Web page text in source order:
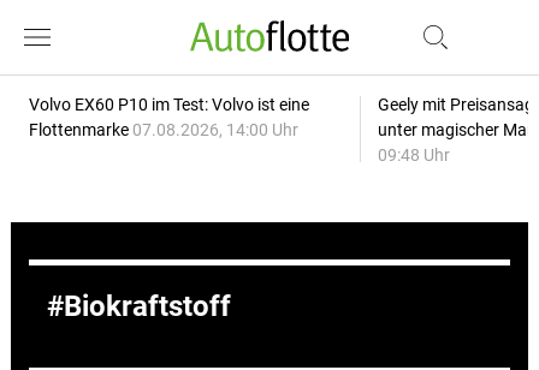
Volvo EX60 P10 im Test: Volvo ist eine
Flottenmarke 07.08.2026, 14:00 Uhr
Geely mit
unter magischer
09:48 Uhr
Biokraftstoff